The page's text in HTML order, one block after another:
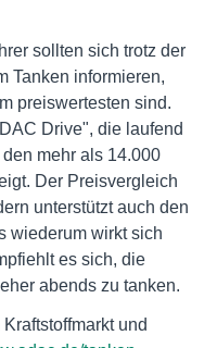
sollten sich trotz der
Tanken informieren,
preiswertesten sind.
Drive", die laufend
mehr als 14.000
Der Preisvergleich
unterstützt auch den
wiederum wirkt sich
es sich, die
abends zu tanken.
und